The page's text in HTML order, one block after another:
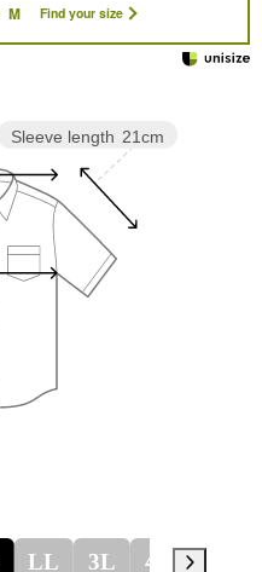
M Find your size
Sleeve length 21cm
LL 3L 4L